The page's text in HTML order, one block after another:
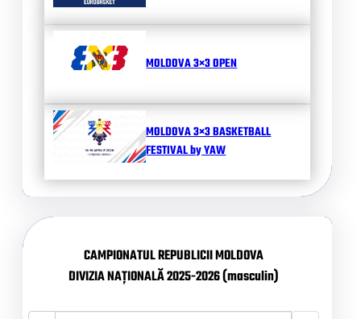
MOLDOVA 3×3 OPEN
MOLDOVA 3×3 BASKETBALL
FESTIVAL by YAW
CAMPIONATUL REPUBLICII MOLDOVA
DIVIZIA NAȚIONALĂ 2025-2026 (masculin)